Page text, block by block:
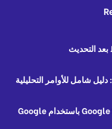
تجاوز القيود في بيانات Google Search Console باستخدام Google